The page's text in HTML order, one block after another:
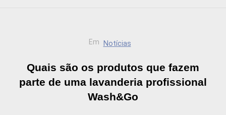
Em Notícias
Quais são os produtos que fazem
parte de uma lavanderia profissional
Wash&Go